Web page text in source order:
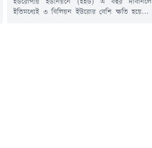
ইউরোপীয় ইউনিয়নে (ইইউ) এ বছর দাবানলে
ইতিমধ্যেই ৩ বিলিয়ন ইউরোর বেশি ক্ষতি হয়েছে।